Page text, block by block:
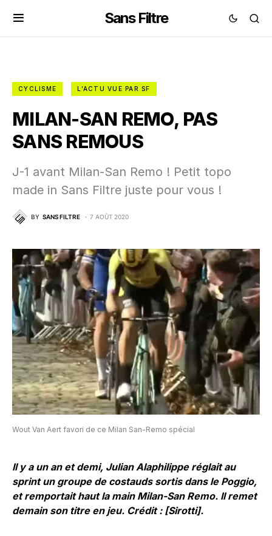
Sans Filtre
CYCLISME L'ACTU VUE PAR SF
MILAN-SAN REMO, PAS
SANS REMOUS
J-1 avant Milan-San Remo ! Petit topo
made in Sans Filtre juste pour vous !
BY SANS FILTRE 7 AOÛT 2020
Wout Van Aert favori de ce Milan San-Remo spécial
Il y a un an et demi, Julian Alaphilippe réglait au
sprint un groupe de costauds sortis dans le Poggio,
et remportait haut la main Milan-San Remo. Il remet
demain son titre en jeu. Crédit : [Sirotti].